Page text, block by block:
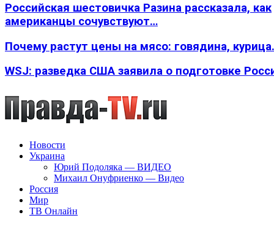
Российская шестовичка Разина рассказала, как
американцы сочувствуют…
Почему растут цены на мясо: говядина,
WSJ: разведка США заявила о подготовке
Новости
Украина
Юрий Подоляка — ВИДЕО
Михаил Онуфриенко — Видео
Россия
Мир
ТВ Онлайн